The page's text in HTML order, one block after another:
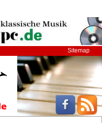
Sitemap